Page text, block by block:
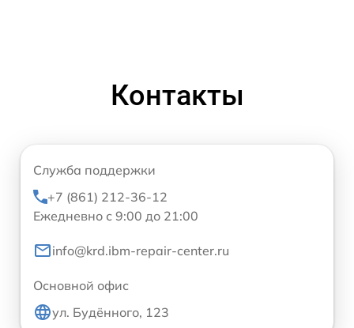
Контакты
Служба поддержки
+7 (861) 212-36-12
Ежедневно с 9:00 до 21:00
info@krd.ibm-repair-center.ru
Основной офис
ул. Будённого, 123